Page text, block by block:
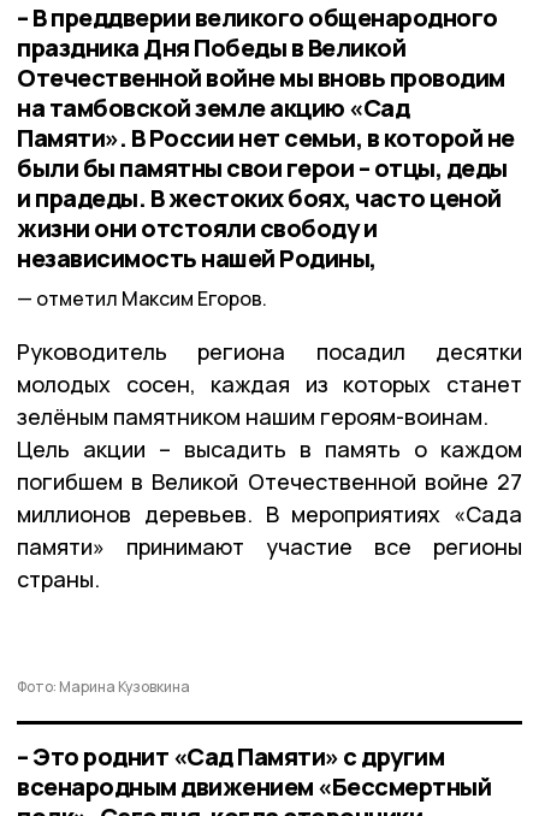
– В преддверии великого общенародного
праздника Дня Победы в Великой
Отечественной войне мы вновь проводим
на тамбовской земле акцию «Сад
Памяти». В России нет семьи, в которой не
были бы памятны свои герои – отцы, деды
и прадеды. В жестоких боях, часто ценой
жизни они отстояли свободу и
независимость нашей Родины,
отметил Максим Егоров.
Руководитель региона посадил десятки
молодых сосен, каждая из которых станет
зелёным памятником нашим героям-воинам.
Цель акции – высадить в память о каждом
погибшем в Великой Отечественной войне 27
миллионов деревьев. В мероприятиях «Сада
памяти» принимают участие все регионы
страны.
Фото: Марина Кузовкина
– Это роднит «Сад Памяти» с другим
всенародным движением «Бессмертный